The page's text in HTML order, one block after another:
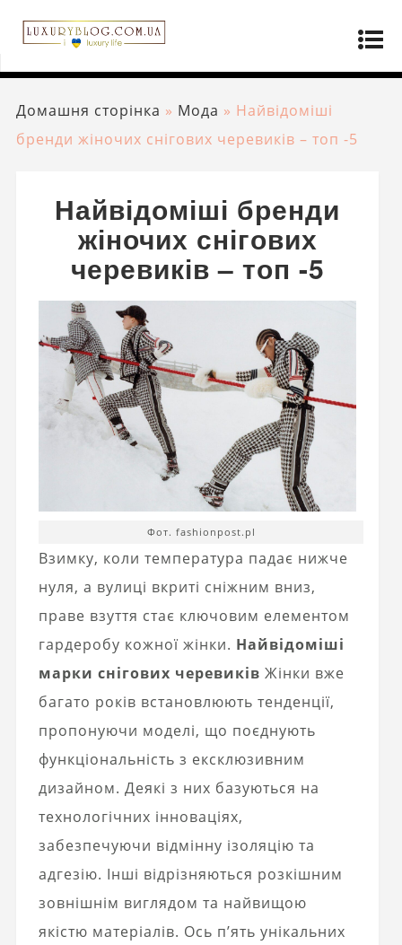
Домашня сторінка » Мода » Найвідоміші
бренди жіночих снігових черевиків – топ -5
Найвідоміші бренди
жіночих снігових
черевиків – топ -5
Фот. fashionpost.pl
Взимку, коли температура падає нижче
нуля, а вулиці вкриті сніжним вниз,
праве взуття стає ключовим елементом
гардеробу кожної жінки. Найвідоміші
марки снігових черевиків Жінки вже
багато років встановлюють тенденції,
пропонуючи моделі, що поєднують
функціональність з ексклюзивним
дизайном. Деякі з них базуються на
технологічних інноваціях,
забезпечуючи відмінну ізоляцію та
адгезію. Інші відрізняються розкішним
зовнішнім виглядом та найвищою
якістю матеріалів. Ось п’ять унікальних